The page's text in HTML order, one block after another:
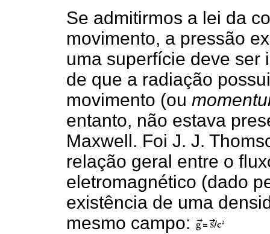
Se admitirmos a lei da
movimento, a pressão
uma superfície deve ser
de que a radiação
movimento (ou
entanto, não estava
Maxwell. Foi J. J.
relação geral entre o
eletromagnético (dado
existência de uma
mesmo campo: